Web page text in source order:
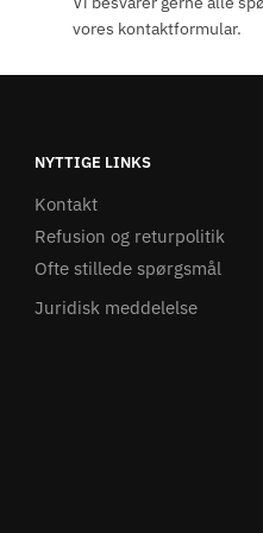
vores kontaktformular.
NYTTIGE LINKS
Kontakt
Refusion og returpolitik
Ofte stillede spørgsmål
Juridisk meddelelse